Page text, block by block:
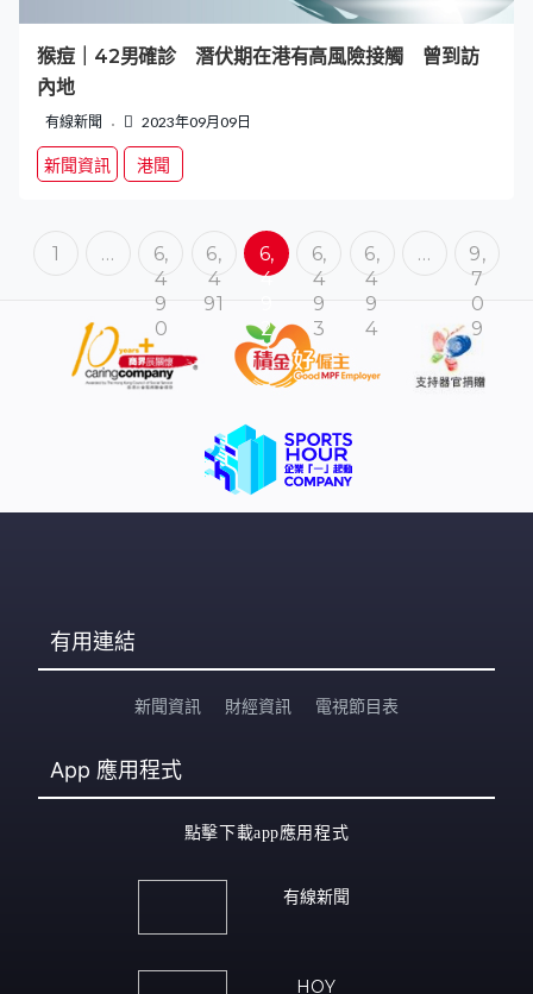
猴痘｜42男確診 潛伏期在港有高風險接觸 曾到訪
內地
有線新聞 2023年09月09日
新聞資訊 港聞
1 …
6,
4
9
0
6,
4
91
6,
4
2
6,
4
9
3
6,
4
9
4
…
9,
7
0
9
有用連結
新聞資訊 財經資訊 電視節目表
App 應用程式
點擊下載app應用程式
有線新聞
HOY